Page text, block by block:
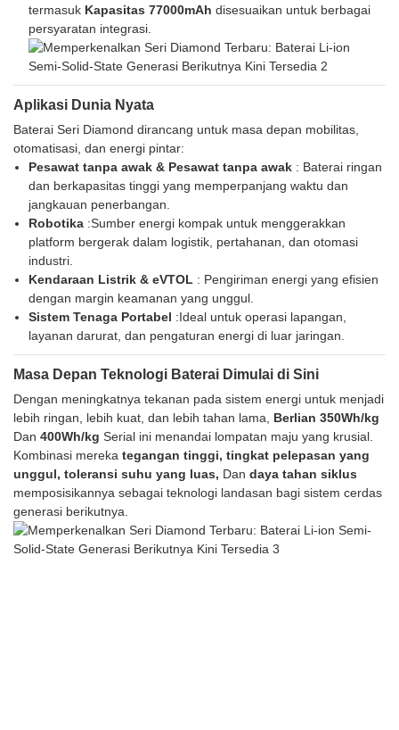
termasuk Kapasitas 77000mAh disesuaikan untuk berbagai
persyaratan integrasi.
Aplikasi Dunia Nyata
Baterai Seri Diamond dirancang untuk masa depan mobilitas,
otomatisasi, dan energi pintar:
Pesawat tanpa awak & Pesawat tanpa awak : Baterai ringan
dan berkapasitas tinggi yang memperpanjang waktu dan
jangkauan penerbangan.
Robotika :Sumber energi kompak untuk menggerakkan
platform bergerak dalam logistik, pertahanan, dan otomasi
industri.
Kendaraan Listrik & eVTOL : Pengiriman energi yang efisien
dengan margin keamanan yang unggul.
Sistem Tenaga Portabel :Ideal untuk operasi lapangan,
layanan darurat, dan pengaturan energi di luar jaringan.
Masa Depan Teknologi Baterai Dimulai di Sini
Dengan meningkatnya tekanan pada sistem energi untuk menjadi
lebih ringan, lebih kuat, dan lebih tahan lama, Berlian 350Wh/kg
Dan 400Wh/kg Serial ini menandai lompatan maju yang krusial.
Kombinasi mereka tegangan tinggi, tingkat pelepasan yang
unggul, toleransi suhu yang luas, Dan daya tahan siklus
memposisikannya sebagai teknologi landasan bagi sistem cerdas
generasi berikutnya.